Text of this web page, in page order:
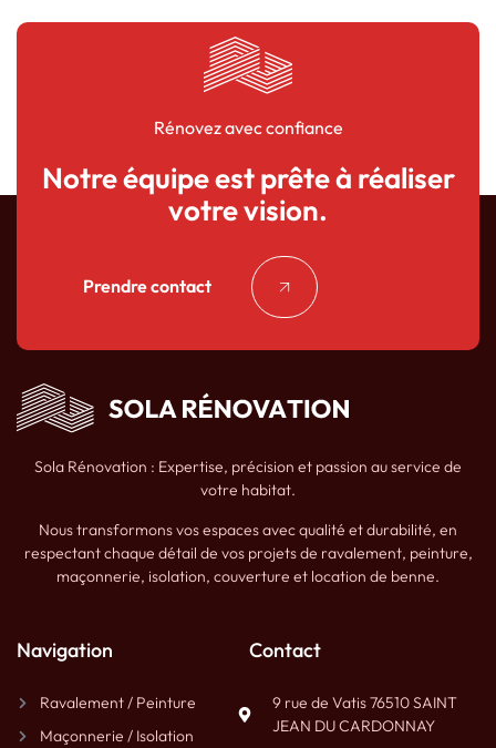
Rénovez avec confiance
Notre équipe est prête à réaliser
votre vision.
Prendre contact
Sola Rénovation : Expertise, précision et passion au service de
votre habitat.
Nous transformons vos espaces avec qualité et durabilité, en
respectant chaque détail de vos projets de ravalement, peinture,
maçonnerie, isolation, couverture et location de benne.
Navigation
Ravalement / Peinture
Maçonnerie / Isolation
Contact
9 rue de Vatis 76510 SAINT
JEAN DU CARDONNAY